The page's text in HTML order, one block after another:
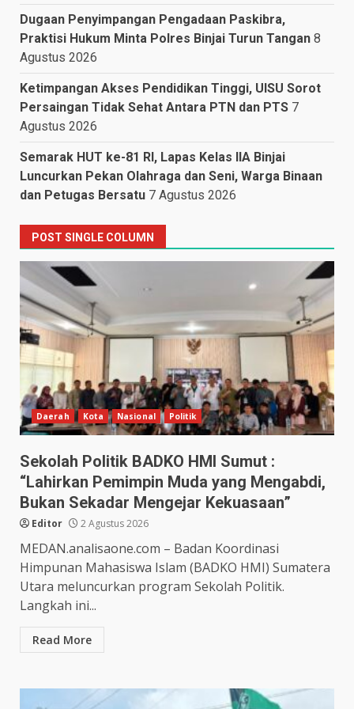
Dugaan Penyimpangan Pengadaan Paskibra,
Praktisi Hukum Minta Polres Binjai Turun Tangan 8
Agustus 2026
Ketimpangan Akses Pendidikan Tinggi, UISU Sorot
Persaingan Tidak Sehat Antara PTN dan PTS 7
Agustus 2026
Semarak HUT ke-81 RI, Lapas Kelas IIA Binjai
Luncurkan Pekan Olahraga dan Seni, Warga Binaan
dan Petugas Bersatu 7 Agustus 2026
POST SINGLE COLUMN
Daerah Kota Nasional Politik
Sekolah Politik BADKO HMI Sumut :
“Lahirkan Pemimpin Muda yang Mengabdi,
Bukan Sekadar Mengejar Kekuasaan”
Editor 2 Agustus 2026
MEDAN.analisaone.com – Badan Koordinasi
Himpunan Mahasiswa Islam (BADKO HMI) Sumatera
Utara meluncurkan program Sekolah Politik.
Langkah ini...
Read More